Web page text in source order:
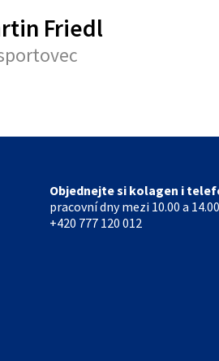
Friedl
Objednejte si kolagen i
pracovní dny mezi 10.00 a
+420 777 120 012